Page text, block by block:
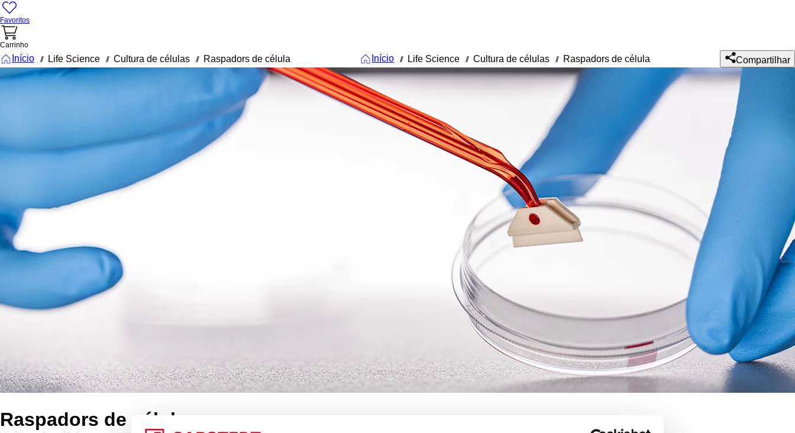
Favoritos
Carrinho
Início /// Life Science /// Cultura de células /// Raspadors de célula Início /// Life Science /// Cultura de células /// Raspadors de célula Compartilhar
Raspadors de célula